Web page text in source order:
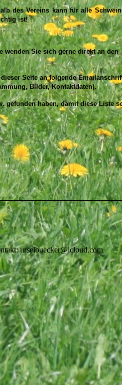
des Vereins kann für alle
ist!
wenden Sie sich gerne direkt an den
Seite an folgende
Bilder, Kontaktdaten).
gefunden haben, damit diese Liste
urselbuecker@icloud.com